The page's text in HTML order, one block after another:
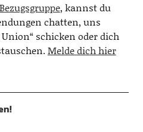
, kannst du
chatten, uns
schicken oder dich
Melde dich hier